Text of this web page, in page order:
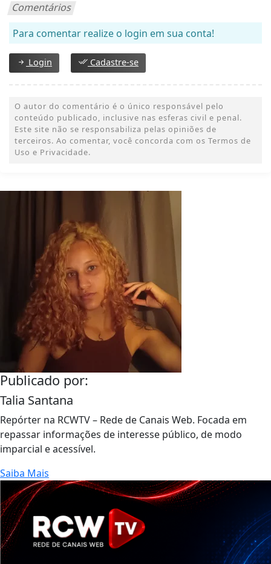
Comentários
Para comentar realize o login em sua conta!
Login Cadastre-se
O autor do comentário é o único responsável pelo
conteúdo publicado, inclusive nas esferas civil e penal.
Este site não se responsabiliza pelas opiniões de
terceiros. Ao comentar, você concorda com os Termos de
Uso e Privacidade.
Publicado por:
Talia Santana
Repórter na RCWTV – Rede de Canais Web. Focada em
repassar informações de interesse público, de modo
imparcial e acessível.
Saiba Mais